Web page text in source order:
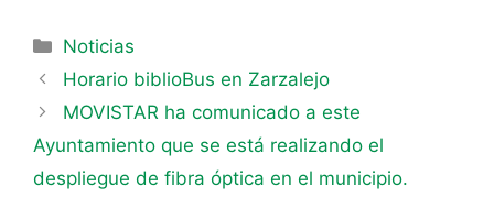
Noticias
Horario biblioBus en Zarzalejo
MOVISTAR ha comunicado a este
Ayuntamiento que se está realizando el
despliegue de fibra óptica en el municipio.